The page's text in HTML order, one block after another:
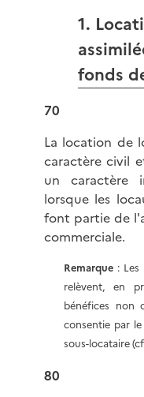
1.
fonds
70
La location de
caractère civil
un caractère
lorsque les
font partie de
commerciale.
Remarque: Les
relèvent, en
bénéfices non
consentie par
sous-locataire
80